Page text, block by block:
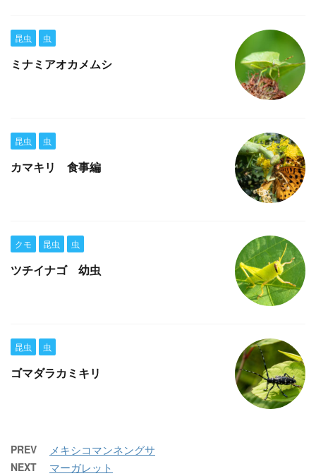
昆虫 虫
ミナミアオカメムシ
昆虫 虫
カマキリ 食事編
クモ 昆虫 虫
ツチイナゴ 幼虫
昆虫 虫
ゴマダラカミキリ
PREV メキシコマンネングサ
NEXT マーガレット